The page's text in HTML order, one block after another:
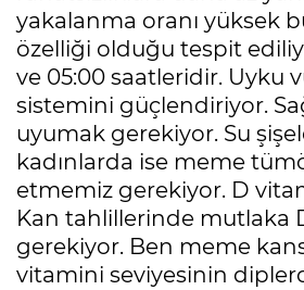
yakalanma oranı yüksek
özelliği olduğu tespit
ve 05:00 saatleridir. Uyku
sistemini güçlendiriyor.
uyumak gerekiyor. Su
kadınlarda ise meme
etmemiz gerekiyor. D
Kan tahlillerinde mutlaka
gerekiyor. Ben meme
vitamini seviyesinin